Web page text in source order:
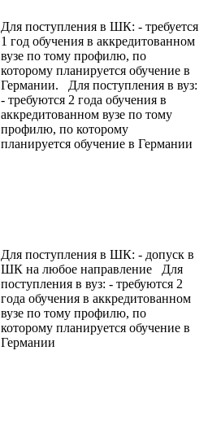
Для поступления в ШК: - требуется
1 год обучения в аккредитованном
вузе по тому профилю, по
которому планируется обучение в
Германии. Для поступления в вуз:
- требуются 2 года обучения в
аккредитованном вузе по тому
профилю, по которому
планируется обучение в Германии
Для поступления в ШК: - допуск в
ШК на любое направление Для
поступления в вуз: - требуются 2
года обучения в аккредитованном
вузе по тому профилю, по
которому планируется обучение в
Германии